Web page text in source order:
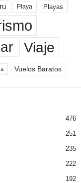
Playa Playas
Viaje
Vuelos Baratos
476
251
235
222
192